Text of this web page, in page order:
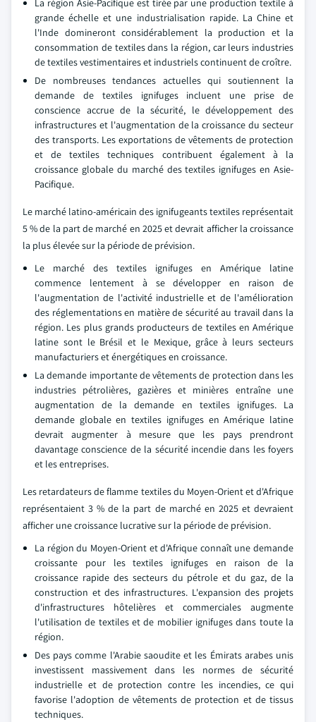
La région Asie-Pacifique est tirée par une production textile à
grande échelle et une industrialisation rapide. La Chine et
l'Inde domineront considérablement la production et la
consommation de textiles dans la région, car leurs industries
de textiles vestimentaires et industriels continuent de croître.
De nombreuses tendances actuelles qui soutiennent la
demande de textiles ignifuges incluent une prise de
conscience accrue de la sécurité, le développement des
infrastructures et l'augmentation de la croissance du secteur
des transports. Les exportations de vêtements de protection
et de textiles techniques contribuent également à la
croissance globale du marché des textiles ignifuges en Asie-
Pacifique.
Le marché latino-américain des ignifugeants textiles représentait
5 % de la part de marché en 2025 et devrait afficher la croissance
la plus élevée sur la période de prévision.
Le marché des textiles ignifuges en Amérique latine
commence lentement à se développer en raison de
l'augmentation de l'activité industrielle et de l'amélioration
des réglementations en matière de sécurité au travail dans la
région. Les plus grands producteurs de textiles en Amérique
latine sont le Brésil et le Mexique, grâce à leurs secteurs
manufacturiers et énergétiques en croissance.
La demande importante de vêtements de protection dans les
industries pétrolières, gazières et minières entraîne une
augmentation de la demande en textiles ignifuges. La
demande globale en textiles ignifuges en Amérique latine
devrait augmenter à mesure que les pays prendront
davantage conscience de la sécurité incendie dans les foyers
et les entreprises.
Les retardateurs de flamme textiles du Moyen-Orient et d'Afrique
représentaient 3 % de la part de marché en 2025 et devraient
afficher une croissance lucrative sur la période de prévision.
La région du Moyen-Orient et d'Afrique connaît une demande
croissante pour les textiles ignifuges en raison de la
croissance rapide des secteurs du pétrole et du gaz, de la
construction et des infrastructures. L'expansion des projets
d'infrastructures hôtelières et commerciales augmente
l'utilisation de textiles et de mobilier ignifuges dans toute la
région.
Des pays comme l'Arabie saoudite et les Émirats arabes unis
investissent massivement dans les normes de sécurité
industrielle et de protection contre les incendies, ce qui
favorise l'adoption de vêtements de protection et de tissus
techniques.